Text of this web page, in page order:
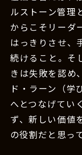
ルストーン管理
からこそリーダ
はっきりさせ、
続けること。そ
きは失敗を認め
ド・ラーン（学
へとつなげてい
ず、新しい価値
の役割だと思っ